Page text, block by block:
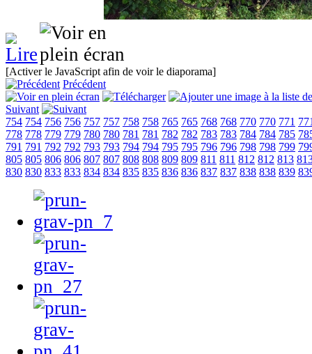
[Activer le JavaScript afin de voir le diaporama]
Précédent
Suivant
754 754 756 756 757 757 758 758 765 765 768 768 770 770 771
778 778 779 779 780 780 781 781 782 782 783 783 784 784 785
791 791 792 792 793 793 794 794 795 795 796 796 798 798 799
805 805 806 806 807 807 808 808 809 809 811 811 812 812 813
830 830 833 833 834 834 835 835 836 836 837 837 838 838 839